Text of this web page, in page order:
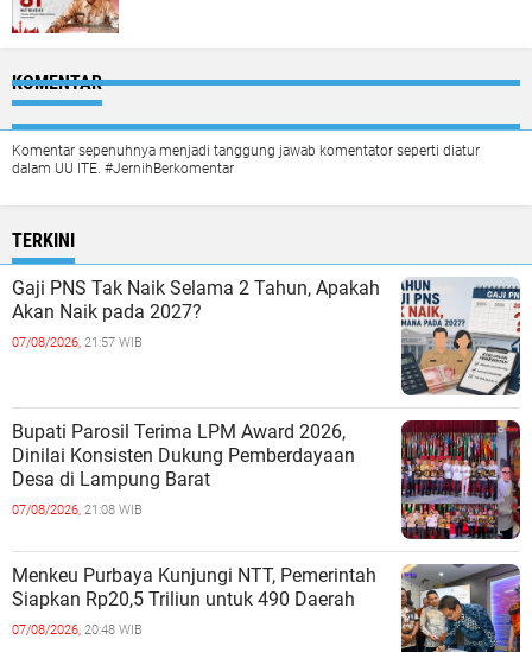
KOMENTAR
Komentar sepenuhnya menjadi tanggung jawab komentator seperti diatur
dalam UU ITE. #JernihBerkomentar
TERKINI
Gaji PNS Tak Naik Selama 2 Tahun, Apakah
Akan Naik pada 2027?
07/08/2026, 21:57 WIB
Bupati Parosil Terima LPM Award 2026,
Dinilai Konsisten Dukung Pemberdayaan
Desa di Lampung Barat
07/08/2026, 21:08 WIB
Menkeu Purbaya Kunjungi NTT, Pemerintah
Siapkan Rp20,5 Triliun untuk 490 Daerah
07/08/2026, 20:48 WIB